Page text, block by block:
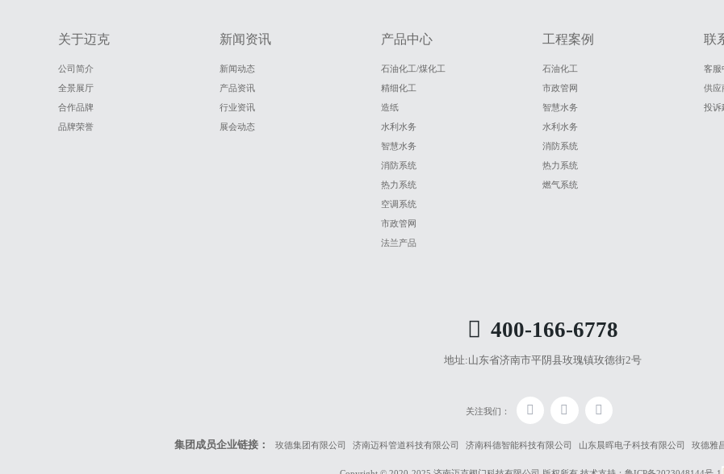
关于迈克
公司简介
全景展厅
合作品牌
品牌荣誉
新闻资讯
新闻动态
产品资讯
行业资讯
展会动态
产品中心
石油化工/煤化工
精细化工
造纸
水利水务
智慧水务
消防系统
热力系统
空调系统
市政管网
法兰产品
工程案例
石油化工
市政管网
智慧水务
水利水务
消防系统
热力系统
燃气系统
联
客服
供应
投诉
400-166-6778
地址:山东省济南市平阴县玫瑰镇玫德街2号
关注我们：
集团成员企业链接： 玫德集团有限公司 济南迈科管道科技有限公司 济南科德智能科技有限公司 山东晨晖电子科技有限公司 玫德雅